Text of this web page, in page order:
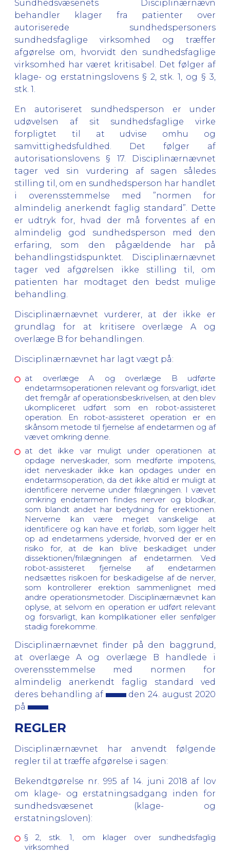
Sundhedsvæsenets Disciplinærnævn
behandler klager fra patienter over
autoriserede sundhedspersoners
sundhedsfaglige virksomhed og træffer
afgørelse om, hvorvidt den sundhedsfaglige
virksomhed har været kritisabel. Det følger af
klage- og erstatningslovens § 2, stk. 1, og § 3,
stk. 1.
En autoriseret sundhedsperson er under
udøvelsen af sit sundhedsfaglige virke
forpligtet til at udvise omhu og
samvittighedsfuldhed. Det følger af
autorisationslovens § 17. Disciplinærnævnet
tager ved sin vurdering af sagen således
stilling til, om en sundhedsperson har handlet
i overensstemmelse med ”normen for
almindelig anerkendt faglig standard”. Dette
er udtryk for, hvad der må forventes af en
almindelig god sundhedsperson med den
erfaring, som den pågældende har på
behandlingstidspunktet. Disciplinærnævnet
tager ved afgørelsen ikke stilling til, om
patienten har modtaget den bedst mulige
behandling.
Disciplinærnævnet vurderer, at der ikke er
grundlag for at kritisere overlæge A og
overlæge B for behandlingen.
Disciplinærnævnet har lagt vægt på:
at overlæge A og overlæge B udførte
endetarmsoperationen relevant og forsvarligt, idet
det fremgår af operationsbeskrivelsen, at den blev
ukompliceret udført som en robot-assisteret
operation. En robot-assisteret operation er en
skånsom metode til fjernelse af endetarmen og af
vævet omkring denne.
at det ikke var muligt under operationen at
opdage nerveskader, som medførte impotens,
idet nerveskader ikke kan opdages under en
endetarmsoperation, da det ikke altid er muligt at
identificere nerverne under frilægningen. I vævet
omkring endetarmen findes nerver og blodkar,
som blandt andet har betydning for erektionen.
Nerverne kan være meget vanskelige at
identificere og kan have et forløb, som ligger helt
op ad endetarmens yderside, hvorved der er en
risiko for, at de kan blive beskadiget under
dissektionen/frilægningen af endetarmen. Ved
robot-assisteret fjernelse af endetarmen
nedsættes risikoen for beskadigelse af de nerver,
som kontrollerer erektion sammenlignet med
andre operationsmetoder. Disciplinærnævnet kan
oplyse, at selvom en operation er udført relevant
og forsvarligt, kan komplikationer eller senfølger
stadig forekomme.
Disciplinærnævnet finder på den baggrund,
at overlæge A og overlæge B handlede i
overensstemmelse med normen for
almindelig anerkendt faglig standard ved
deres behandling af
den 24. august 2020
på
REGLER
Disciplinærnævnet har anvendt følgende
regler til at træffe afgørelse i sagen:
Bekendtgørelse nr. 995 af 14. juni 2018 af lov
om klage- og erstatningsadgang inden for
sundhedsvæsenet (klage- og
erstatningsloven):
§ 2, stk. 1, om klager over sundhedsfaglig
virksomhed